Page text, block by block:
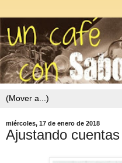
miércoles, 17 de enero de 2018
Ajustando cuentas